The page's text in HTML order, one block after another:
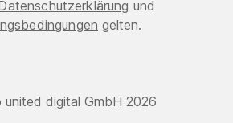
digital GmbH 2026
und
gelten.